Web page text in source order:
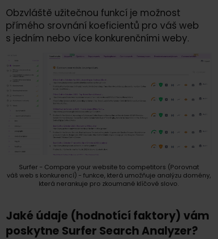
Obzvláště užitečnou funkcí je možnost
přímého srovnání koeficientů pro váš web
s jedním nebo více konkurenčními weby.
Surfer - Compare your website to competitors (Porovnat
váš web s konkurencí) - funkce, která umožňuje analýzu domény,
která nerankuje pro zkoumané klíčové slovo.
Jaké údaje (hodnotící faktory) vám
poskytne Surfer Search Analyzer?